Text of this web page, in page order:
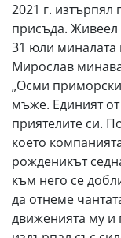
2021 г. изтърпял
присъда. Живеел
31 юли миналата
Мирослав
„Осми приморски
мъже. Единият
приятелите си.
което
рожденикът
към него се
да отнеме
движенията му и